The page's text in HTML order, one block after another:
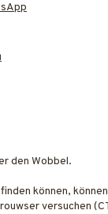
den Wobbel.
können,
versuchen